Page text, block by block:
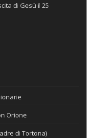
di Gesù il 25
Orione
di Tortona)